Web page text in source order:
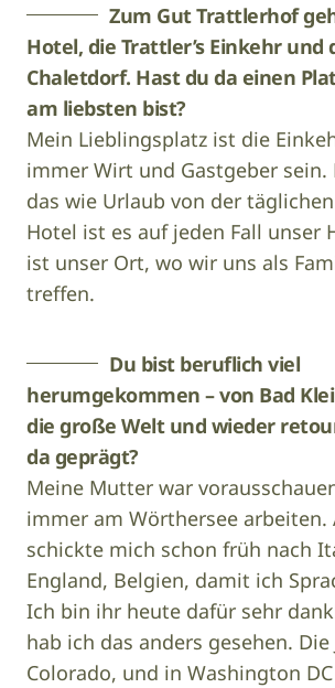
Zum Gut Trattlerhof
Hotel, die Trattler’s Einkehr und
Chaletdorf. Hast du da einen
am liebsten bist?
Mein Lieblingsplatz ist die
immer Wirt und Gastgeber sein.
das wie Urlaub von der
Hotel ist es auf jeden Fall unser
ist unser Ort, wo wir uns als
treffen.
Du bist beruflich viel
herumgekommen – von Bad
die große Welt und wieder
da geprägt?
Meine Mutter war
immer am Wörthersee arbeiten.
schickte mich schon früh nach
England, Belgien, damit ich
Ich bin ihr heute dafür sehr
hab ich das anders gesehen. Die
Colorado, und in Washington